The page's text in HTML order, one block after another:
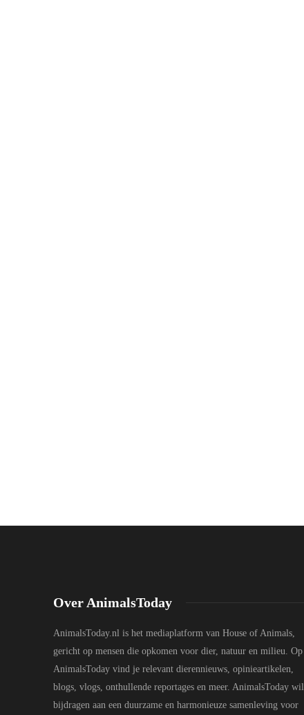
Over AnimalsToday
AnimalsToday.nl is het mediaplatform van House of Animals,
gericht op mensen die opkomen voor dier, natuur en milieu. Op
AnimalsToday vind je relevant dierennieuws, opinieartikelen,
blogs, vlogs, onthullende reportages en meer. AnimalsToday wil
bijdragen aan een duurzame en harmonieuze samenleving voor